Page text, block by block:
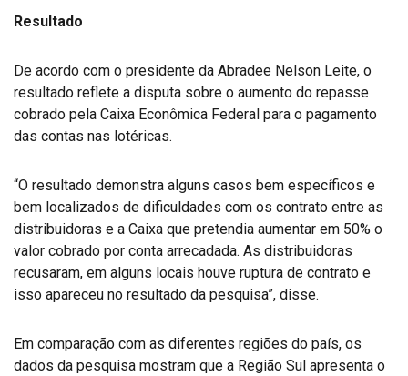
Resultado
De acordo com o presidente da Abradee Nelson Leite, o
resultado reflete a disputa sobre o aumento do repasse
cobrado pela Caixa Econômica Federal para o pagamento
das contas nas lotéricas.
“O resultado demonstra alguns casos bem específicos e
bem localizados de dificuldades com os contrato entre as
distribuidoras e a Caixa que pretendia aumentar em 50% o
valor cobrado por conta arrecadada. As distribuidoras
recusaram, em alguns locais houve ruptura de contrato e
isso apareceu no resultado da pesquisa”, disse.
Em comparação com as diferentes regiões do país, os
dados da pesquisa mostram que a Região Sul apresenta o